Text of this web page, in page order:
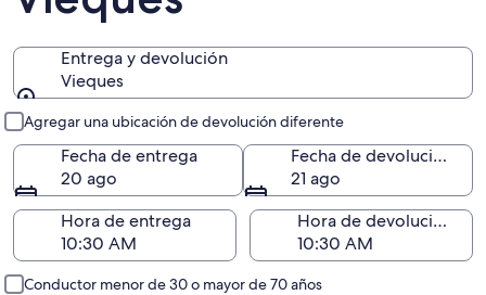
Entrega y devolución
Vieques
Agregar una ubicación de devolución diferente
Fecha de entrega
20 ago
Fecha de devolución
21 ago
Hora de entrega
Hora de devolución
Conductor menor de 30 o mayor de 70 años